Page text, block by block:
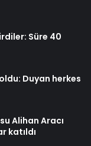
Süre 40
Duyan herkes
Alihan Aracı
katıldı